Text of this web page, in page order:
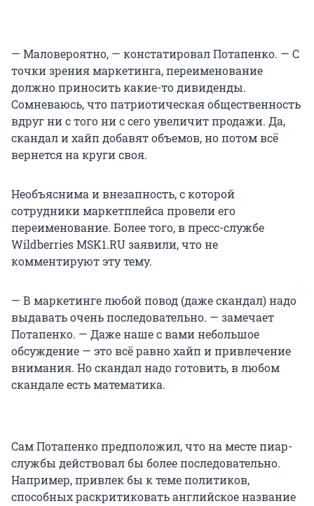
— Маловероятно, — констатировал Потапенко. — С
точки зрения маркетинга, переименование
должно приносить какие-то дивиденды.
Сомневаюсь, что патриотическая общественность
вдруг ни с того ни с сего увеличит продажи. Да,
скандал и хайп добавят объемов, но потом всё
вернется на круги своя.
Необъяснима и внезапность, с которой
сотрудники маркетплейса провели его
переименование. Более того, в пресс-службе
Wildberries MSK1.RU заявили, что не
комментируют эту тему.
— В маркетинге любой повод (даже скандал) надо
выдавать очень последовательно. — замечает
Потапенко. — Даже наше с вами небольшое
обсуждение — это всё равно хайп и привлечение
внимания. Но скандал надо готовить, в любом
скандале есть математика.
Сам Потапенко предположил, что на месте пиар-
службы действовал бы более последовательно.
Например, привлек бы к теме политиков,
способных раскритиковать английское название